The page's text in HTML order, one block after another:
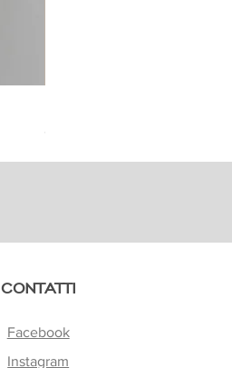
Prezzo
95,00 €
CONTATTI
Facebook
Instagram